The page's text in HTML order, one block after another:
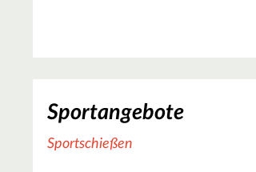
Sportangebote
Sportschießen